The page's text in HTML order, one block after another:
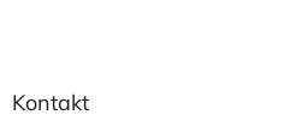
Kontakt